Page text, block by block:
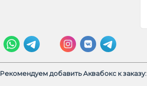
Рекомендуем добавить Аквабокс к заказу: